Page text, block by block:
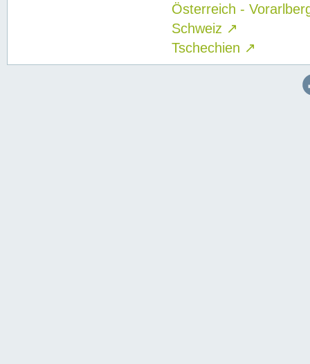
Österreich -
Schweiz ↗
Tschechien ↗